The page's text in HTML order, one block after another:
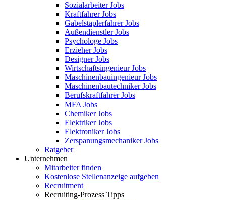
Sozialarbeiter Jobs
Kraftfahrer Jobs
Gabelstaplerfahrer Jobs
Außendienstler Jobs
Psychologe Jobs
Erzieher Jobs
Designer Jobs
Wirtschaftsingenieur Jobs
Maschinenbauingenieur Jobs
Maschinenbautechniker Jobs
Berufskraftfahrer Jobs
MFA Jobs
Chemiker Jobs
Elektriker Jobs
Elektroniker Jobs
Zerspanungsmechaniker Jobs
Ratgeber
Unternehmen
Mitarbeiter finden
Kostenlose Stellenanzeige aufgeben
Recruitment
Recruiting-Prozess Tipps